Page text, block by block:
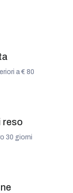
a € 80
reso
30 giorni